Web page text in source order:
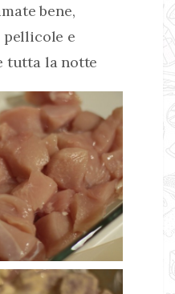
bene,
e
tutta la notte